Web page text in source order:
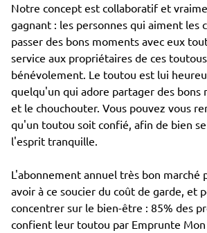
Notre concept est collaboratif et
gagnant : les personnes qui aiment les
passer des bons moments avec eux
service aux propriétaires de ces
bénévolement. Le toutou est lui
quelqu'un qui adore partager des bons
et le chouchouter. Vous pouvez vous
qu'un toutou soit confié, afin de bien
l'esprit tranquille.
L'abonnement annuel très bon marché
avoir à ce soucier du coût de garde, et
concentrer sur le bien-être : 85% des
confient leur toutou par Emprunte